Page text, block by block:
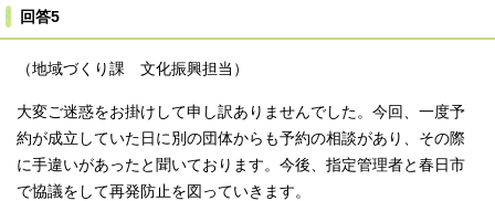
回答5
（地域づくり課 文化振興担当）
大変ご迷惑をお掛けして申し訳ありませんでした。今回、一度予
約が成立していた日に別の団体からも予約の相談があり、その際
に手違いがあったと聞いております。今後、指定管理者と春日市
で協議をして再発防止を図っていきます。